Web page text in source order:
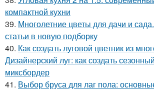
компактной кухни
39. Многолетние цветы для дачи и
статьи в новую подборку
40. Как создать луговой цветник из
Дизайнерский луг: как создать
миксбордер
41. Выбор бруса для лаг пола: